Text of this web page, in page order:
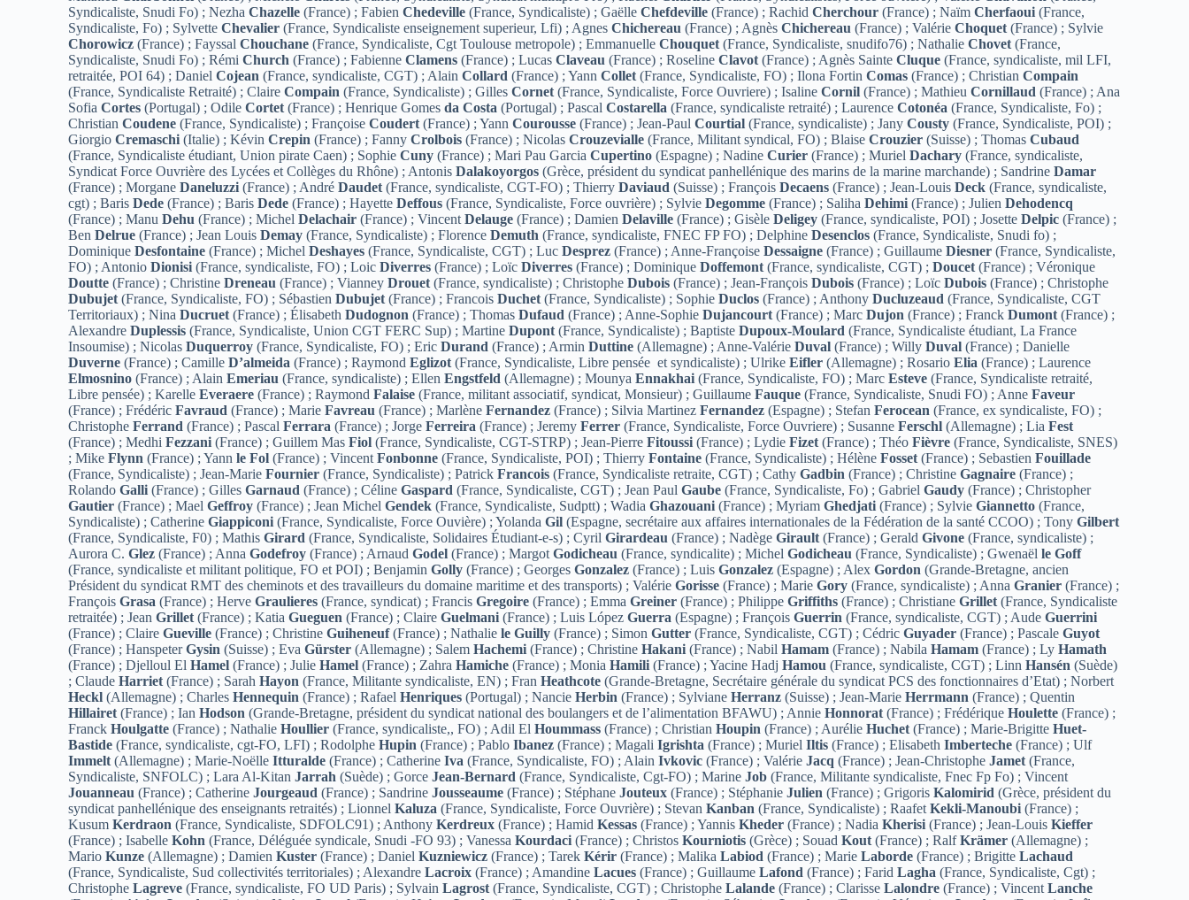
Syndicaliste, Snudi Fo) ; NezhaChazelle (France) ; FabienChedeville (France, Syndicaliste) ; GaëlleChefdeville (France) ; RachidCherchour (France) ; NaïmCherfaoui (France,
Syndicaliste, Fo) ; SylvetteChevalier (France, Syndicaliste enseignement superieur, Lfi) ; AgnesChichereau (France) ; AgnèsChichereau (France) ; ValérieChoquet (France) ; Sylvie
Chorowicz (France) ; FayssalChouchane (France, Syndicaliste, Cgt Toulouse metropole) ; EmmanuelleChouquet (France, Syndicaliste, snudifo76) ; NathalieChovet (France,
Syndicaliste, Snudi Fo) ; RémiChurch (France) ; FabienneClamens (France) ; LucasClaveau (France) ; RoselineClavot (France) ; Agnès SainteCluque (France, syndicaliste, mil LFI,
retraitée, POI 64) ; DanielCojean (France, syndicaliste, CGT) ; AlainCollard (France) ; YannCollet (France, Syndicaliste, FO) ; Ilona FortinComas (France) ; ChristianCompain
(France, Syndicaliste Retraité) ; ClaireCompain (France, Syndicaliste) ; GillesCornet (France, Syndicaliste, Force Ouvriere) ; IsalineCornil (France) ; MathieuCornillaud (France) ; Ana
SofiaCortes (Portugal) ; OdileCortet (France) ; Henrique Gomesda Costa (Portugal) ; PascalCostarella (France, syndicaliste retraité) ; LaurenceCotonéa (France, Syndicaliste, Fo) ;
ChristianCoudene (France, Syndicaliste) ; FrançoiseCoudert (France) ; YannCourousse (France) ; Jean-PaulCourtial (France, syndicaliste) ; JanyCousty (France, Syndicaliste, POI) ;
GiorgioCremaschi (Italie) ; KévinCrepin (France) ; FannyCrolbois (France) ; NicolasCrouzevialle (France, Militant syndical, FO) ; BlaiseCrouzier (Suisse) ; ThomasCubaud
(France, Syndicaliste étudiant, Union pirate Caen) ; SophieCuny (France) ; Mari Pau GarciaCupertino (Espagne) ; NadineCurier (France) ; MurielDachary (France, syndicaliste,
Syndicat Force Ouvrière des Lycées et Collèges du Rhône) ; AntonisDalakoyorgos (Grèce, président du syndicat panhellénique des marins de la marine marchande) ; SandrineDamar
(France) ; MorganeDaneluzzi (France) ; AndréDaudet (France, syndicaliste, CGT-FO) ; ThierryDaviaud (Suisse) ; FrançoisDecaens (France) ; Jean-LouisDeck (France, syndicaliste,
cgt) ; BarisDede (France) ; BarisDede (France) ; HayetteDeffous (France, Syndicaliste, Force ouvrière) ; SylvieDegomme (France) ; SalihaDehimi (France) ; JulienDehodencq
(France) ; ManuDehu (France) ; MichelDelachair (France) ; VincentDelauge (France) ; DamienDelaville (France) ; GisèleDeligey (France, syndicaliste, POI) ; JosetteDelpic (France) ;
BenDelrue (France) ; Jean LouisDemay (France, Syndicaliste) ; FlorenceDemuth (France, syndicaliste, FNEC FP FO) ; DelphineDesenclos (France, Syndicaliste, Snudi fo) ;
DominiqueDesfontaine (France) ; MichelDeshayes (France, Syndicaliste, CGT) ; LucDesprez (France) ; Anne-FrançoiseDessaigne (France) ; GuillaumeDiesner (France, Syndicaliste,
FO) ; AntonioDionisi (France, syndicaliste, FO) ; LoicDiverres (France) ; LoïcDiverres (France) ; DominiqueDoffemont (France, syndicaliste, CGT) ;Doucet (France) ; Véronique
Doutte (France) ; ChristineDreneau (France) ; VianneyDrouet (France, syndicaliste) ; ChristopheDubois (France) ; Jean-FrançoisDubois (France) ; LoïcDubois (France) ; Christophe
Dubujet (France, Syndicaliste, FO) ; SébastienDubujet (France) ; FrancoisDuchet (France, Syndicaliste) ; SophieDuclos (France) ; AnthonyDucluzeaud (France, Syndicaliste, CGT
Territoriaux) ; NinaDucruet (France) ; ÉlisabethDudognon (France) ; ThomasDufaud (France) ; Anne-SophieDujancourt (France) ; MarcDujon (France) ; FranckDumont (France) ;
AlexandreDuplessis (France, Syndicaliste, Union CGT FERC Sup) ; MartineDupont (France, Syndicaliste) ; BaptisteDupoux-Moulard (France, Syndicaliste étudiant, La France
Insoumise) ; NicolasDuquerroy (France, Syndicaliste, FO) ; EricDurand (France) ; ArminDuttine (Allemagne) ; Anne-ValérieDuval (France) ; WillyDuval (France) ; Danielle
Duverne (France) ; CamilleD’almeida (France) ; RaymondEglizot (France, Syndicaliste, Libre pensée et syndicaliste) ; UlrikeEifler (Allemagne) ; RosarioElia (France) ; Laurence
Elmosnino (France) ; AlainEmeriau (France, syndicaliste) ; EllenEngstfeld (Allemagne) ; MounyaEnnakhai (France, Syndicaliste, FO) ; MarcEsteve (France, Syndicaliste retraité,
Libre pensée) ; KarelleEveraere (France) ; RaymondFalaise (France, militant associatif, syndicat, Monsieur) ; GuillaumeFauque (France, Syndicaliste, Snudi FO) ; AnneFaveur
(France) ; FrédéricFavraud (France) ; MarieFavreau (France) ; MarlèneFernandez (France) ; Silvia MartinezFernandez (Espagne) ; StefanFerocean (France, ex syndicaliste, FO) ;
ChristopheFerrand (France) ; PascalFerrara (France) ; JorgeFerreira (France) ; JeremyFerrer (France, Syndicaliste, Force Ouvriere) ; SusanneFerschl (Allemagne) ; LiaFest
(France) ; MedhiFezzani (France) ; Guillem MasFiol (France, Syndicaliste, CGT-STRP) ; Jean-PierreFitoussi (France) ; LydieFizet (France) ; ThéoFièvre (France, Syndicaliste, SNES)
; MikeFlynn (France) ; Yannle Fol (France) ; VincentFonbonne (France, Syndicaliste, POI) ; ThierryFontaine (France, Syndicaliste) ; HélèneFosset (France) ; SebastienFouillade
(France, Syndicaliste) ; Jean-MarieFournier (France, Syndicaliste) ; PatrickFrancois (France, Syndicaliste retraite, CGT) ; CathyGadbin (France) ; ChristineGagnaire (France) ;
RolandoGalli (France) ; GillesGarnaud (France) ; CélineGaspard (France, Syndicaliste, CGT) ; Jean PaulGaube (France, Syndicaliste, Fo) ; GabrielGaudy (France) ; Christopher
Gautier (France) ; MaelGeffroy (France) ; Jean MichelGendek (France, Syndicaliste, Sudptt) ; WadiaGhazouani (France) ; MyriamGhedjati (France) ; SylvieGiannetto (France,
Syndicaliste) ; CatherineGiappiconi (France, Syndicaliste, Force Ouvière) ; YolandaGil (Espagne, secrétaire aux affaires internationales de la Fédération de la santé CCOO) ; TonyGilbert
(France, Syndicaliste, F0) ; MathisGirard (France, Syndicaliste, Solidaires Étudiant-e-s) ; CyrilGirardeau (France) ; NadègeGirault (France) ; GeraldGivone (France, syndicaliste) ;
Aurora C.Glez (France) ; AnnaGodefroy (France) ; ArnaudGodel (France) ; MargotGodicheau (France, syndicalite) ; MichelGodicheau (France, Syndicaliste) ; Gwenaëlle Goff
(France, syndicaliste et militant politique, FO et POI) ; BenjaminGolly (France) ; GeorgesGonzalez (France) ; LuisGonzalez (Espagne) ; AlexGordon (Grande-Bretagne, ancien
Président du syndicat RMT des cheminots et des travailleurs du domaine maritime et des transports) ; ValérieGorisse (France) ; MarieGory (France, syndicaliste) ; AnnaGranier (France) ;
FrançoisGrasa (France) ; HerveGraulieres (France, syndicat) ; FrancisGregoire (France) ; EmmaGreiner (France) ; PhilippeGriffiths (France) ; ChristianeGrillet (France, Syndicaliste
retraitée) ; JeanGrillet (France) ; KatiaGueguen (France) ; ClaireGuelmani (France) ; Luis LópezGuerra (Espagne) ; FrançoisGuerrin (France, syndicaliste, CGT) ; AudeGuerrini
(France) ; ClaireGueville (France) ; ChristineGuiheneuf(France) ; Nathaliele Guilly (France) ; SimonGutter (France, Syndicaliste, CGT) ; CédricGuyader (France) ; PascaleGuyot
(France) ; HanspeterGysin (Suisse) ; EvaGürster (Allemagne) ; SalemHachemi (France) ; ChristineHakani (France) ; NabilHamam (France) ; NabilaHamam (France) ; LyHamath
(France) ; Djelloul ElHamel (France) ; JulieHamel (France) ; ZahraHamiche (France) ; MoniaHamili (France) ; Yacine HadjHamou (France, syndicaliste, CGT) ; LinnHansén (Suède)
; ClaudeHarriet (France) ; SarahHayon (France, Militante syndicaliste, EN) ; FranHeathcote (Grande-Bretagne, Secrétaire générale du syndicat PCS des fonctionnaires d’Etat) ; Norbert
Heckl (Allemagne) ; CharlesHennequin (France) ; RafaelHenriques (Portugal) ; NancieHerbin (France) ; SylvianeHerranz (Suisse) ; Jean-MarieHerrmann (France) ; Quentin
Hillairet (France) ; IanHodson (Grande-Bretagne, président du syndicat national des boulangers et de l’alimentation BFAWU) ; AnnieHonnorat (France) ; FrédériqueHoulette (France) ;
FranckHoulgatte (France) ; NathalieHoullier (France, syndicaliste,, FO) ; Adil ElHoummass (France) ; ChristianHoupin (France) ; AurélieHuchet (France) ; Marie-BrigitteHuet-
Bastide (France, syndicaliste, cgt-FO, LFI) ; RodolpheHupin (France) ; PabloIbanez (France) ; MagaliIgrishta (France) ; MurielIltis (France) ; ElisabethImberteche (France) ; Ulf
Immelt (Allemagne) ; Marie-NoëlleItturalde (France) ; CatherineIva (France, Syndicaliste, FO) ; AlainIvkovic (France) ; ValérieJacq (France) ; Jean-ChristopheJamet (France,
Syndicaliste, SNFOLC) ; Lara Al-KitanJarrah (Suède) ; GorceJean-Bernard (France, Syndicaliste, Cgt-FO) ; MarineJob (France, Militante syndicaliste, Fnec Fp Fo) ; Vincent
Jouanneau (France) ; CatherineJourgeaud (France) ; SandrineJousseaume (France) ; StéphaneJouteux (France) ; StéphanieJulien (France) ; GrigorisKalomirid (Grèce, président du
syndicat panhellénique des enseignants retraités) ; LionnelKaluza (France, Syndicaliste, Force Ouvrière) ; StevanKanban (France, Syndicaliste) ; RaafetKekli-Manoubi (France) ;
KusumKerdraon (France, Syndicaliste, SDFOLC91) ; AnthonyKerdreux (France) ; HamidKessas (France) ; YannisKheder (France) ; NadiaKherisi (France) ; Jean-LouisKieffer
(France) ; IsabelleKohn (France, Déléguée syndicale, Snudi -FO 93) ; VanessaKourdaci (France) ; ChristosKourniotis (Grèce) ; SouadKout (France) ; RalfKrämer (Allemagne) ;
MarioKunze (Allemagne) ; DamienKuster (France) ; DanielKuzniewicz (France) ; TarekKérir (France) ; MalikaLabiod (France) ; MarieLaborde (France) ; BrigitteLachaud
(France, Syndicaliste, Sud collectivités territoriales) ; AlexandreLacroix (France) ; AmandineLacues (France) ; GuillaumeLafond (France) ; FaridLagha (France, Syndicaliste, Cgt) ;
ChristopheLagreve (France, syndicaliste, FO UD Paris) ; SylvainLagrost (France, Syndicaliste, CGT) ; ChristopheLalande (France) ; ClarisseLalondre (France) ; VincentLanche